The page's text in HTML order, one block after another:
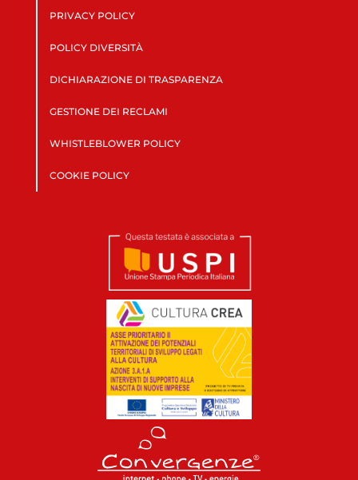
PRIVACY POLICY
POLICY DIVERSITÀ
DICHIARAZIONE DI TRASPARENZA
GESTIONE DEI RECLAMI
WHISTLEBLOWER POLICY
COOKIE POLICY